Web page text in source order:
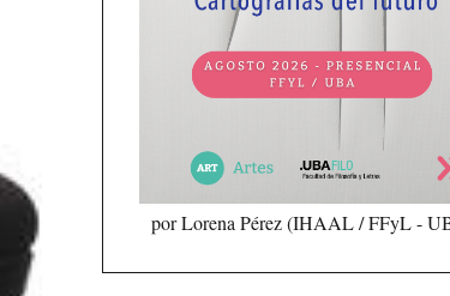
por Lorena Pérez (IHAAL / FFyL -